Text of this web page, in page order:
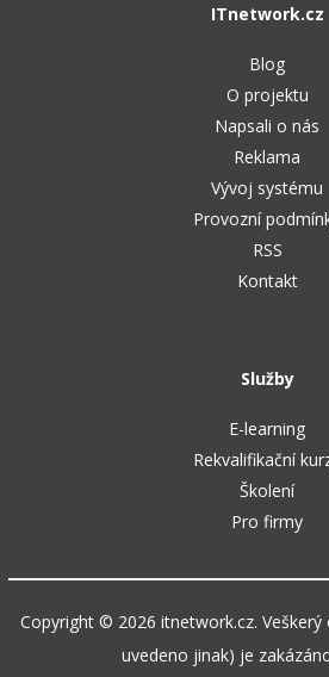
ITnetwork.cz
Blog
O projektu
Napsali o nás
Reklama
Vývoj systému
Provozní
RSS
Kontakt
Služby
E-learning
Rekvalifikační
Školení
Pro firmy
Copyright © 2026 itnetwork.cz. Veškerý
uvedeno jinak) je